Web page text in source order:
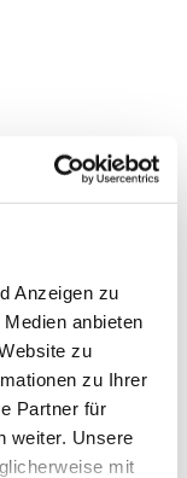
Anzeigen zu
anbieten
zu
zu Ihrer
Partner für
weiter. Unsere
mit